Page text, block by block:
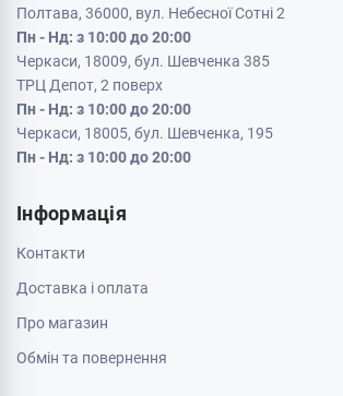
Полтава, 36000, вул. Небесної Сотні 2
Пн - Нд: з 10:00 до 20:00
Черкаси, 18009, бул. Шевченка 385
ТРЦ Депот, 2 поверх
Пн - Нд: з 10:00 до 20:00
Черкаси, 18005, бул. Шевченка, 195
Пн - Нд: з 10:00 до 20:00
Інформація
Контакти
Доставка і оплата
Про магазин
Обмін та повернення